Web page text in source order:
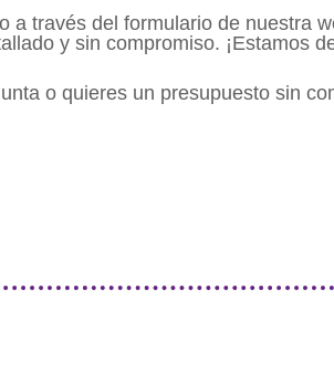
través del formulario de nuestra
y sin compromiso. ¡Estamos
o quieres un presupuesto sin